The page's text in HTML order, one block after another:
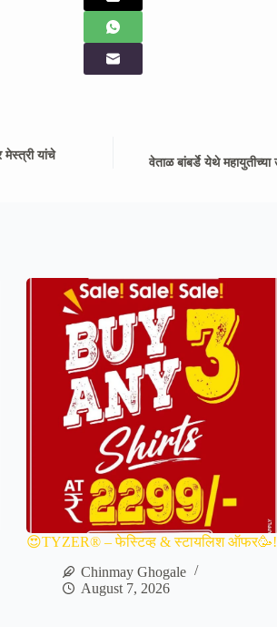
मेस्त्री यांचे
वेताळ बांबर्डे येथे महायुतीच्या
😍TYZER® – फेस्टिव्ह & स्टायलिश ऑफर🥳!
Chinmay Ghogale
August 7, 2026